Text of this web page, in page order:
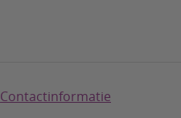
Contactinformatie